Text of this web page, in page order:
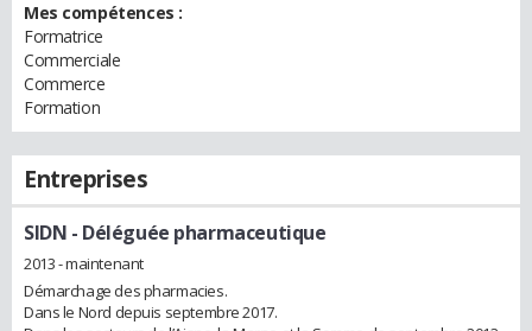
Mes compétences :
Formatrice
Commerciale
Commerce
Formation
Entreprises
SIDN - Déléguée pharmaceutique
2013 - maintenant
Démarchage des pharmacies.
Dans le Nord depuis septembre 2017.